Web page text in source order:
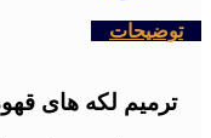
توضیحات
ترمیم لکه های